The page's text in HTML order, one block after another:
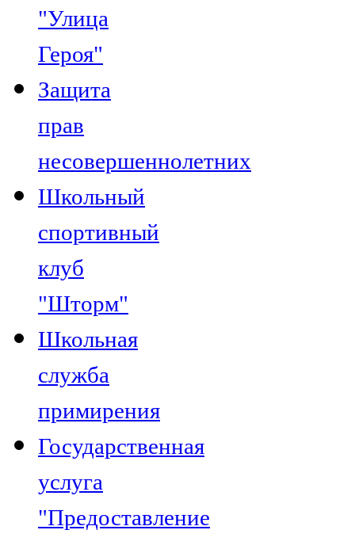
"Улица
Героя"
Защита
прав
несовершеннолетних
Школьный
спортивный
клуб
"Шторм"
Школьная
служба
примирения
Государственная
услуга
"Предоставление